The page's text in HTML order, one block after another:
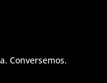
Conversemos.